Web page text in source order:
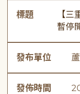
標題
【
暫停
發布單位
發佈時間